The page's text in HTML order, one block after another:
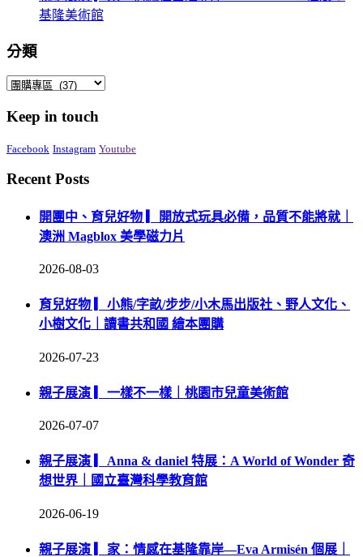
基隆美術館
分類
分
Keep in touch
Facebook Instagram Youtube
Recent Posts
開團中、育兒好物 ▎開放式玩具必備，品質不能將就｜
澳洲 Magblox 美學磁力片
2026-08-03
育兒好物 ▎小熊/字畝/步步/小木馬出版社、野人文化、
小樹文化｜讀書共和國 繪本團購
2026-07-23
親子展演 ▎一樣不一樣｜桃園市兒童美術館
2026-07-07
親子展演 ▎Anna & daniel 特展：A World of Wonder 奇
想世界｜國立臺灣科學教育館
2026-06-19
親子展演 ▎家：情感在基隆靠岸—Eva Armisén 個展｜